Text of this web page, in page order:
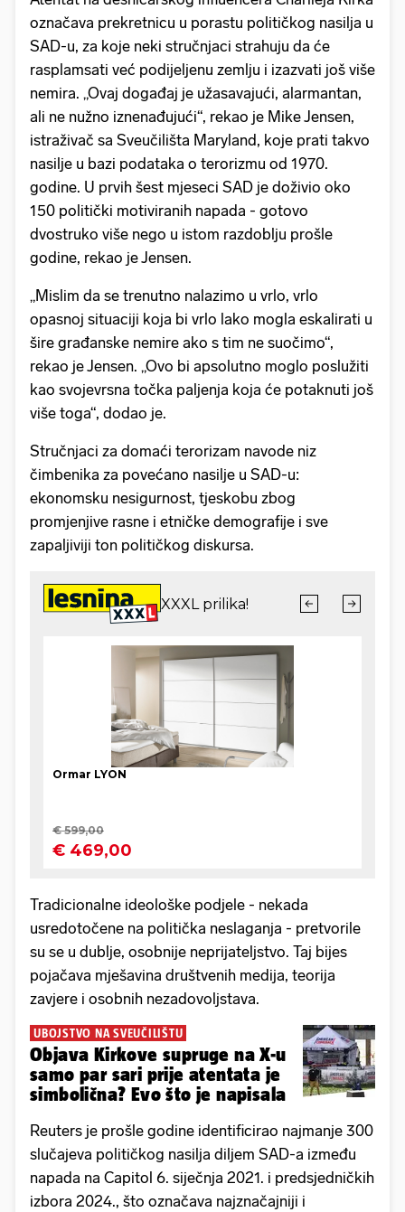
označava prekretnicu u porastu političkog nasilja u
SAD-u, za koje neki stručnjaci strahuju da će
rasplamsati već podijeljenu zemlju i izazvati još više
nemira. „Ovaj događaj je užasavajući, alarmantan,
ali ne nužno iznenađujući“, rekao je Mike Jensen,
istraživač sa Sveučilišta Maryland, koje prati takvo
nasilje u bazi podataka o terorizmu od 1970.
godine. U prvih šest mjeseci SAD je doživio oko
150 politički motiviranih napada - gotovo
dvostruko više nego u istom razdoblju prošle
godine, rekao je Jensen.
„Mislim da se trenutno nalazimo u vrlo, vrlo
opasnoj situaciji koja bi vrlo lako mogla eskalirati u
šire građanske nemire ako s tim ne suočimo“,
rekao je Jensen. „Ovo bi apsolutno moglo poslužiti
kao svojevrsna točka paljenja koja će potaknuti još
više toga“, dodao je.
Stručnjaci za domaći terorizam navode niz
čimbenika za povećano nasilje u SAD-u:
ekonomsku nesigurnost, tjeskobu zbog
promjenjive rasne i etničke demografije i sve
zapaljiviji ton političkog diskursa.
Tradicionalne ideološke podjele - nekada
usredotočene na politička neslaganja - pretvorile
su se u dublje, osobnije neprijateljstvo. Taj bijes
pojačava mješavina društvenih medija, teorija
zavjere i osobnih nezadovoljstava.
UBOJSTVO NA SVEUČILIŠTU
Objava Kirkove supruge na X-u
samo par sari prije atentata je
simbolična? Evo što je napisala
Reuters je prošle godine identificirao najmanje 300
slučajeva političkog nasilja diljem SAD-a između
napada na Capitol 6. siječnja 2021. i predsjedničkih
izbora 2024., što označava najznačajniji i